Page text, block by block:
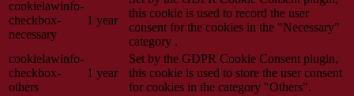
cookielawinfo-
checkbox-
necessary
1 year
this cookie is used to record the user
consent for the cookies in the "Necessary"
category .
cookielawinfo-
checkbox-
others
1 year
Set by the GDPR Cookie Consent plugin,
this cookie is used to store the user consent
for cookies in the category "Others".